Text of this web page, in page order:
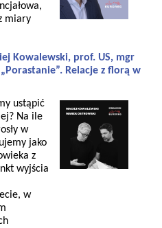
miary
Kowalewski, prof. US, mgr
Relacje z florą w
ustąpić
Na ile
w
jako
z
wyjścia
w